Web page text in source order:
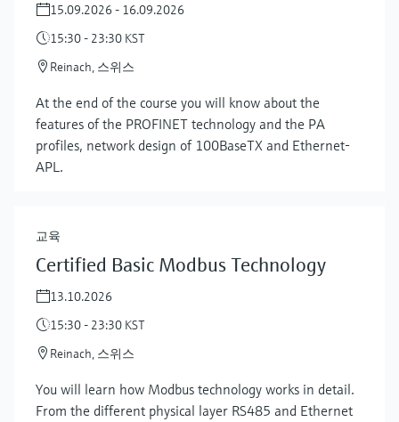
15.09.2026 - 16.09.2026
15:30 - 23:30 KST
Reinach, 스위스
At the end of the course you will know about the
features of the PROFINET technology and the PA
profiles, network design of 100BaseTX and Ethernet-
APL.
교육
Certified Basic Modbus Technology
13.10.2026
15:30 - 23:30 KST
Reinach, 스위스
You will learn how Modbus technology works in detail.
From the different physical layer RS485 and Ethernet